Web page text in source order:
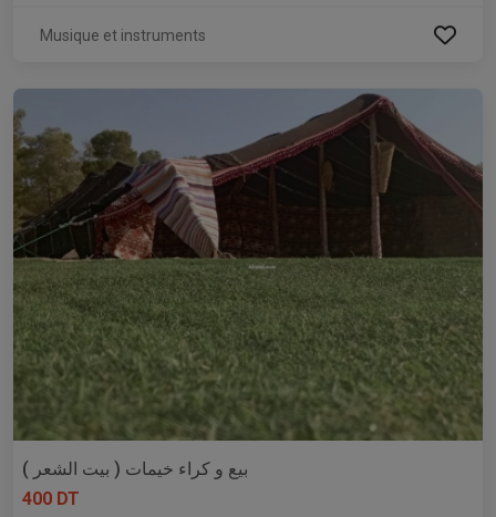
Musique et instruments
بيع و كراء خيمات ( بيت الشعر )
400 DT